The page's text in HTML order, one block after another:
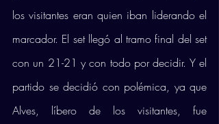
los visitantes eran quien iban liderando el
marcador. El set llegó al tramo final del set
con un 21-21 y con todo por decidir. Y el
partido se decidió con polémica, ya que
Alves, líbero de los visitantes, fue